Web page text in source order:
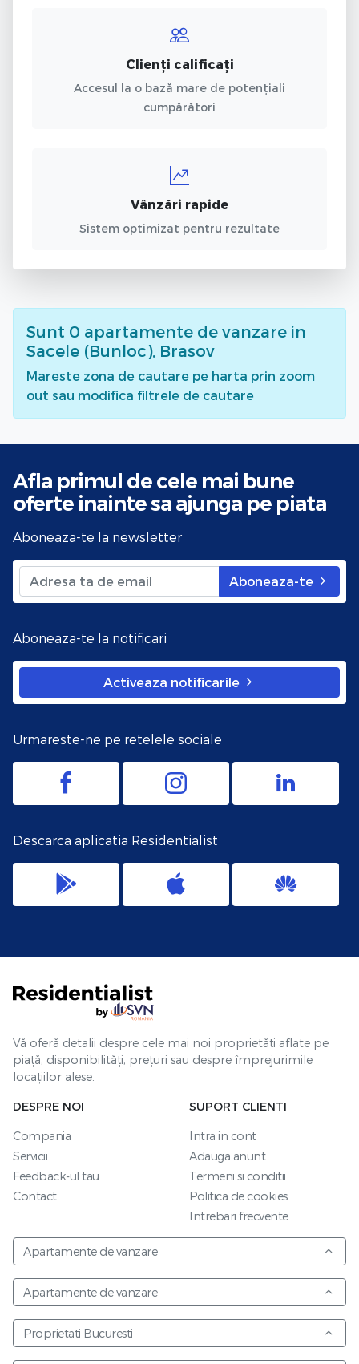
Clienți calificați
Accesul la o bază mare de potențiali
cumpărători
Vânzări rapide
Sistem optimizat pentru rezultate
Sunt 0 apartamente de vanzare in
Sacele (Bunloc), Brasov
Mareste zona de cautare pe harta prin zoom
out sau modifica filtrele de cautare
Afla primul de cele mai bune
oferte inainte sa ajunga pe piata
Aboneaza-te la newsletter
Aboneaza-te
Aboneaza-te la notificari
Activeaza notificarile
Urmareste-ne pe retelele sociale
Descarca aplicatia Residentialist
Vă oferă detalii despre cele mai noi proprietăți aflate pe
piață, disponibilități, prețuri sau despre împrejurimile
locațiilor alese.
DESPRE NOI
Compania
Servicii
Feedback-ul tau
Contact
SUPORT CLIENTI
Intra in cont
Adauga anunt
Termeni si conditii
Politica de cookies
Intrebari frecvente
Apartamente de vanzare
Apartamente de vanzare
Proprietati Bucuresti